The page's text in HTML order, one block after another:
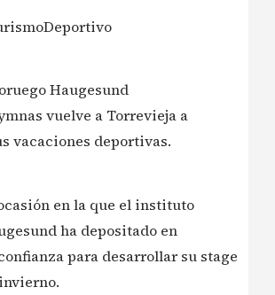
Haugesund
vuelve a Torrevieja a
vacaciones deportivas.
en la que el instituto
ha depositado en
para desarrollar su stage